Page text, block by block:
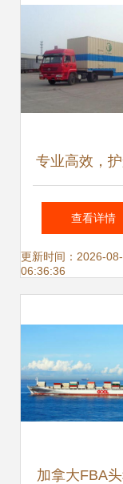
专业高效，
业供应链
海纽澜国际货
评
查看详情
更新时间：2026-
06:36:36
加拿大FBA